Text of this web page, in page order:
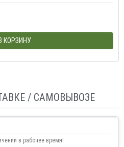
КОРЗИНУ
/ САМОВЫВОЗЕ
в рабочее время!